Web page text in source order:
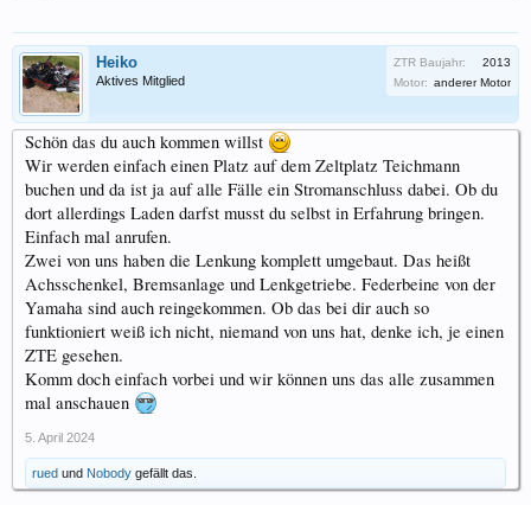
Heiko
Aktives Mitglied
ZTR Baujahr:
2013
Motor: anderer Motor
Schön das du auch kommen willst
Wir werden einfach einen Platz auf dem Zeltplatz Teichmann
buchen und da ist ja auf alle Fälle ein Stromanschluss dabei. Ob du
dort allerdings Laden darfst musst du selbst in Erfahrung bringen.
Einfach mal anrufen.
Zwei von uns haben die Lenkung komplett umgebaut. Das heißt
Achsschenkel, Bremsanlage und Lenkgetriebe. Federbeine von der
Yamaha sind auch reingekommen. Ob das bei dir auch so
funktioniert weiß ich nicht, niemand von uns hat, denke ich, je einen
ZTE gesehen.
Komm doch einfach vorbei und wir können uns das alle zusammen
mal anschauen
5. April 2024
rued und Nobody gefällt das.